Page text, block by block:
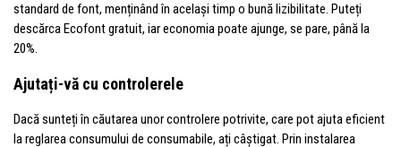
standard de font, menținând în același timp o bună lizibilitate. Puteți
descărca Ecofont gratuit, iar economia poate ajunge, se pare, până la
20%.
Ajutați-vă cu controlerele
Dacă sunteți în căutarea unor controlere potrivite, care pot ajuta eficient
la reglarea consumului de consumabile, ați câștigat. Prin instalarea